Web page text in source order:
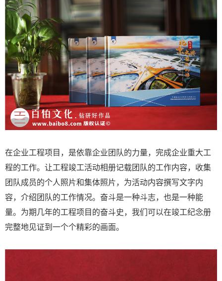
在企业工程项目，是依靠企业团队的力量，完成企业重大工
程的工作。让工程竣工活动相册记载团队的工作内容，收集
团队成员的个人照片和集体照片，为活动内容撰写文字内
容，介绍团队的工作情况。奋斗是一种斗志，也是一种能
量。为期几年的工程项目的奋斗史，我们可以在竣工纪念册
完整地见证到一个个精彩的画面。